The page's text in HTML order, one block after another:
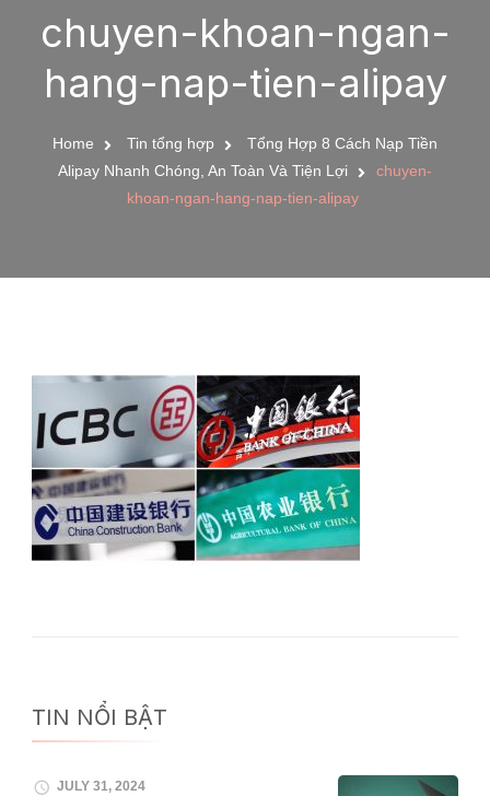
chuyen-khoan-ngan-
hang-nap-tien-alipay
Home Tin tổng hợp
Tổng Hợp 8 Cách Nạp Tiền
Alipay Nhanh Chóng, An Toàn Và Tiện Lợi
chuyen-
khoan-ngan-hang-nap-tien-alipay
TIN NỔI BẬT
JULY 31, 2024